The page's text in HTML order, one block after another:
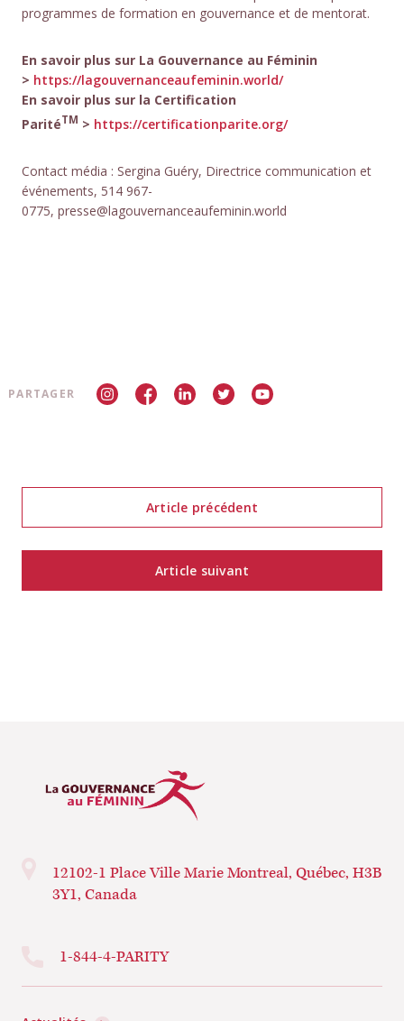
programmes de formation en gouvernance et de mentorat.
En savoir plus sur La Gouvernance au Féminin
> https://lagouvernanceaufeminin.world/
En savoir plus sur la Certification
ParitéTM > https://certificationparite.org/
Contact média : Sergina Guéry, Directrice communication et
événements, 514 967-
0775, presse@lagouvernanceaufeminin.world
PARTAGER
Article précédent
Article suivant
12102-1 Place Ville MarieMontreal, Québec, H3B
3Y1, Canada
1-844-4-PARITY